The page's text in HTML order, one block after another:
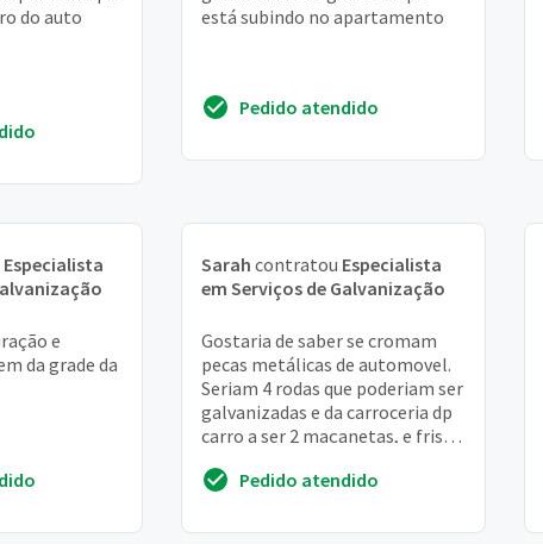
do auto
está subindo no apartamento
Pedido atendido
Especialista
e
da grade da
Sarah contratou Especialista
em Serviços de Galvanização
Gostaria de saber se cromam
pecas metálicas de automovel.
Seriam 4 rodas que poderiam ser
galvanizadas e da carroceria dp
carro a ser 2 maçanetas, e frisos
Pedido atendido